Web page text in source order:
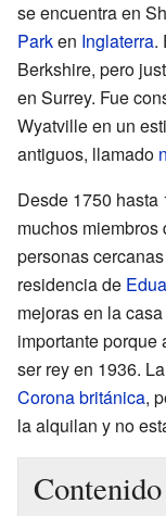
se encuentra en
Parken Inglaterra.
Berkshire, pero
en Surrey. Fue
Wyatville en un
antiguos, llamado
Desde 1750 hasta
muchos
personas
residencia de
mejoras en la
importante
ser rey en 1936.
Corona británica,
la alquilan y no
Contenido